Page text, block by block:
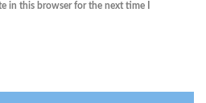
in this browser for the next time I